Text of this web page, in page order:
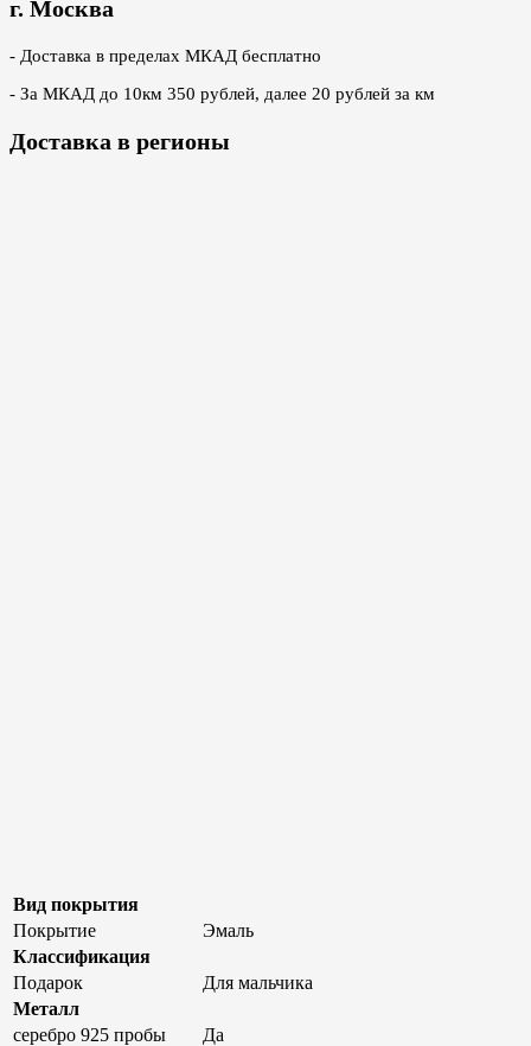
г. Москва
- Доставка в пределах МКАД бесплатно
- За МКАД до 10км 350 рублей, далее 20 рублей за км
Доставка в регионы
Вид покрытия
Покрытие
Эмаль
Классификация
Подарок
Для мальчика
Металл
серебро 925 пробы
Да